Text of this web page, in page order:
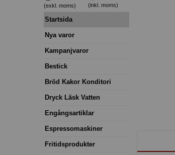
(exkl. moms) (inkl. moms)
Startsida
Nya varor
Kampanjvaror
Bestick
Bröd Kakor Konditori
Dryck Läsk Vatten
Engångsartiklar
Espressomaskiner
Fritidsprodukter